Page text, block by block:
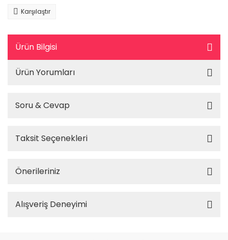
Karşılaştır
Ürün Bilgisi
Ürün Yorumları
Soru & Cevap
Taksit Seçenekleri
Önerileriniz
Alışveriş Deneyimi